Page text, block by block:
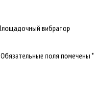
вибратор
Обязательные поля помечены *